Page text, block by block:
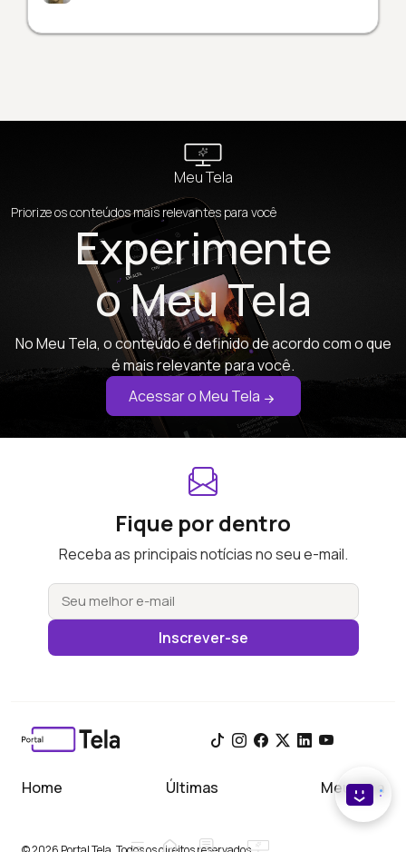
Meu Tela
Priorize os conteúdos mais relevantes para você
Experimente
o Meu Tela
No Meu Tela, o conteúdo é definido de acordo com o que
é mais relevante para você.
Acessar o Meu Tela
Fique por dentro
Receba as principais notícias no seu e-mail.
Inscrever-se
Home Últimas Meu Tela